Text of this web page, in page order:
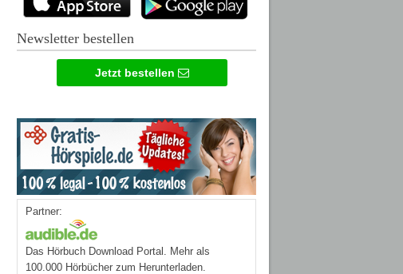
Newsletter bestellen
Jetzt bestellen
Partner:
Das Hörbuch Download Portal. Mehr als
100.000 Hörbücher zum Herunterladen.